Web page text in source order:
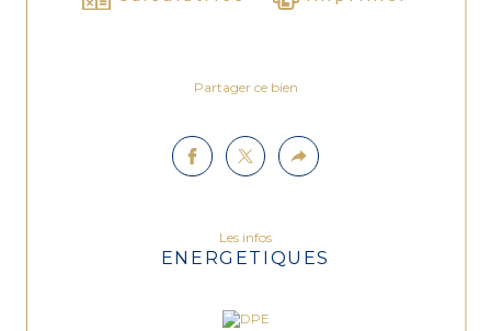
Partager ce bien
Les infos
ENERGETIQUES